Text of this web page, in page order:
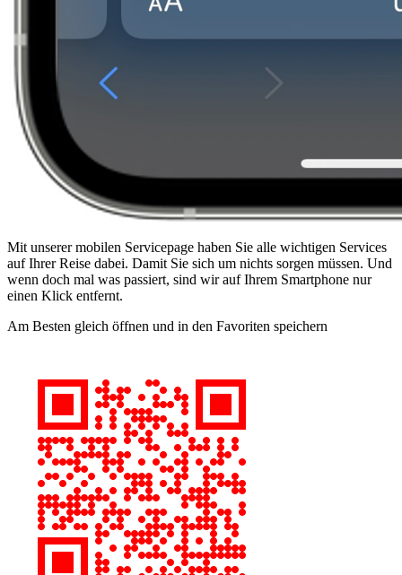
Mit unserer mobilen Servicepage haben Sie alle wichtigen Services
auf Ihrer Reise dabei. Damit Sie sich um nichts sorgen müssen. Und
wenn doch mal was passiert, sind wir auf Ihrem Smartphone nur
einen Klick entfernt.
Am Besten gleich öffnen und in den Favoriten speichern